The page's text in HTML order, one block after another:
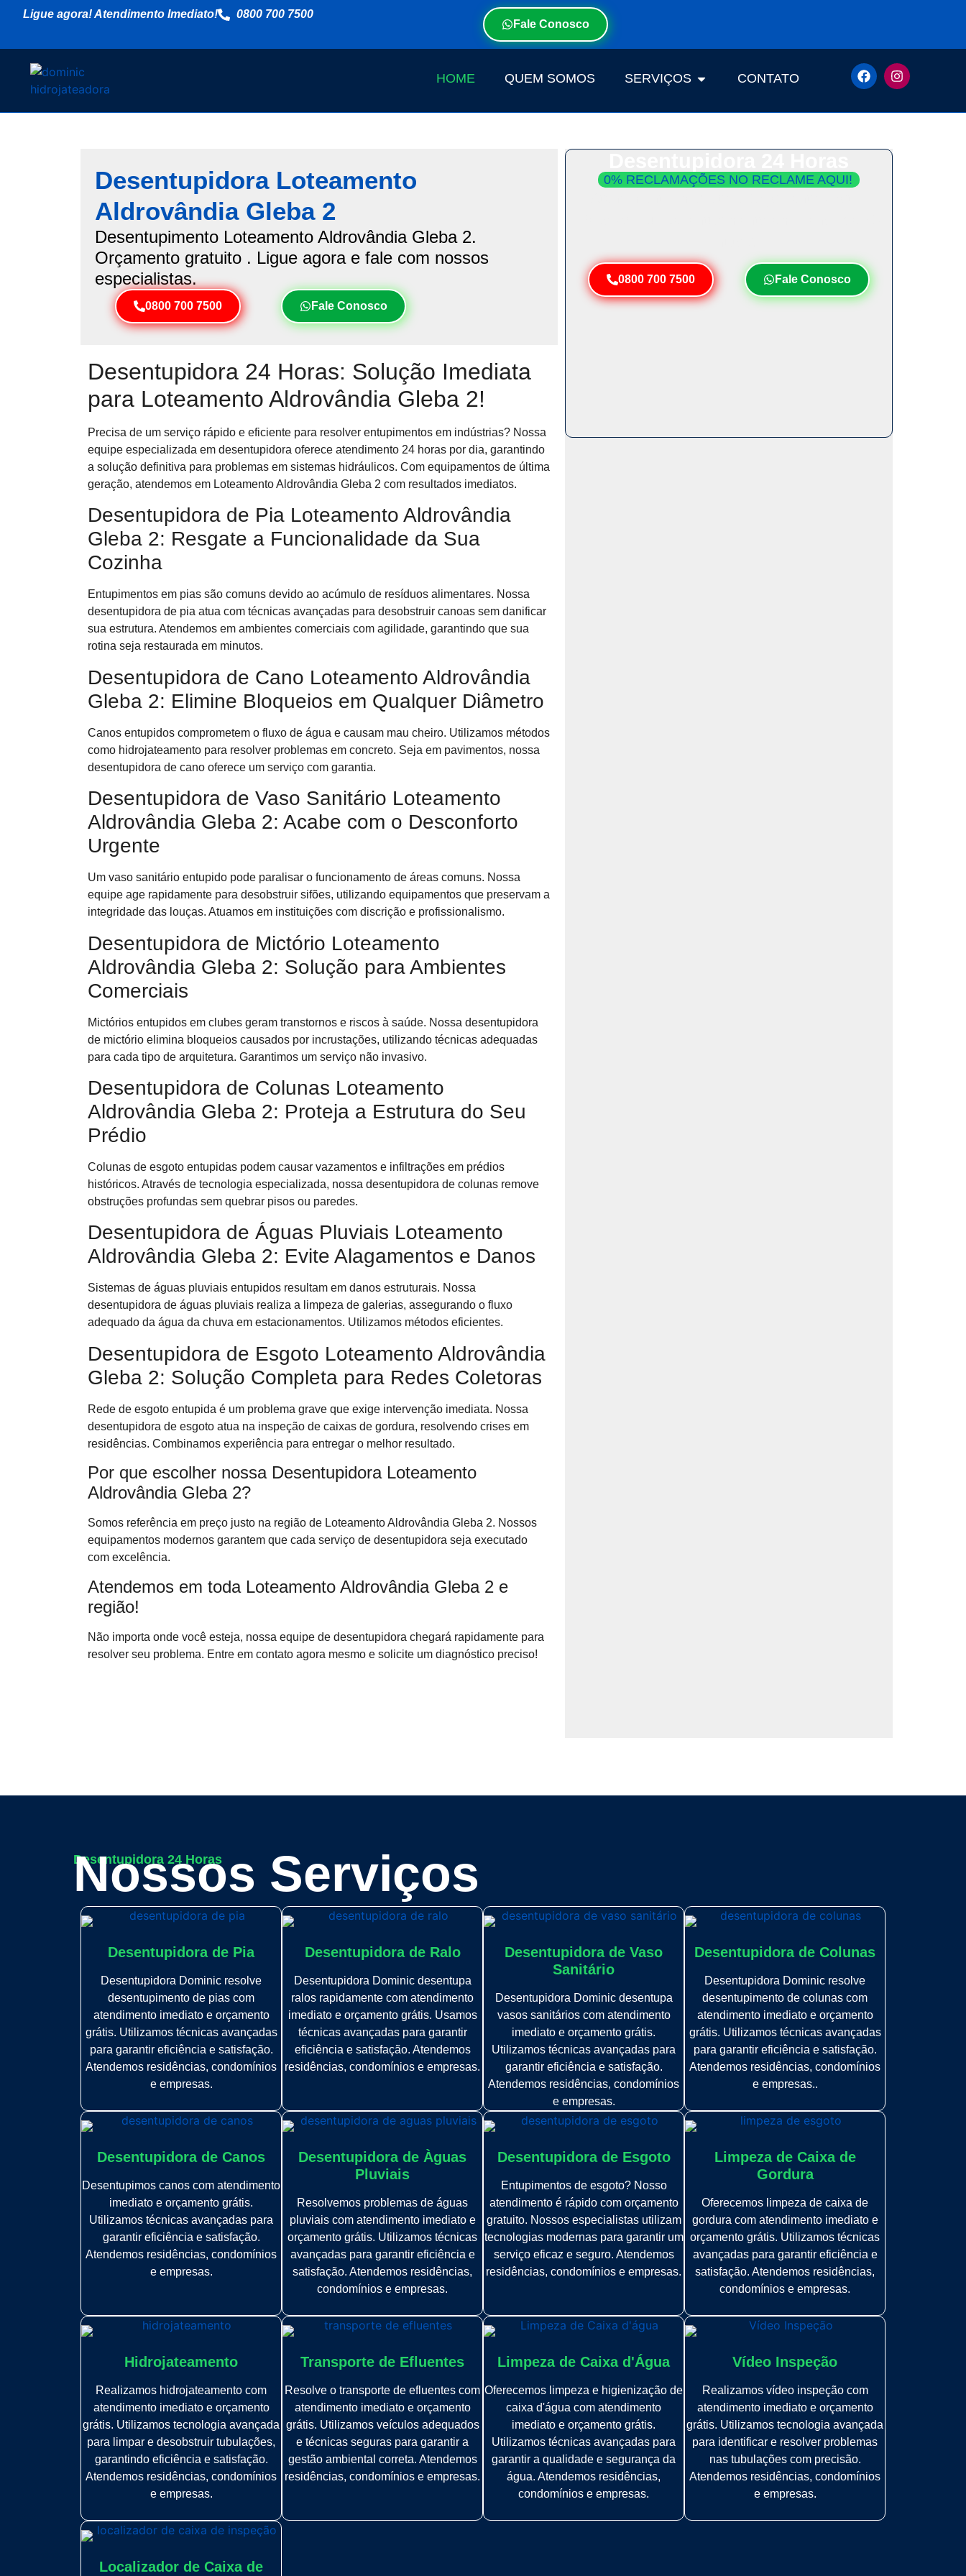
Ligue agora! Atendimento Imediato!
0800 700 7500
Fale Conosco
HOME QUEM SOMOS SERVIÇOS CONTATO
Desentupidora Loteamento
Aldrovândia Gleba 2
Desentupimento Loteamento Aldrovândia Gleba 2.
Orçamento gratuito . Ligue agora e fale com nossos
especialistas.
0800 700 7500 Fale Conosco
Desentupidora 24 Horas: Solução Imediata
para Loteamento Aldrovândia Gleba 2!
Precisa de um serviço rápido e eficiente para resolver entupimentos em indústrias? Nossa
equipe especializada em desentupidora oferece atendimento 24 horas por dia, garantindo
a solução definitiva para problemas em sistemas hidráulicos. Com equipamentos de última
geração, atendemos em Loteamento Aldrovândia Gleba 2 com resultados imediatos.
Desentupidora de Pia Loteamento Aldrovândia
Gleba 2: Resgate a Funcionalidade da Sua
Cozinha
Entupimentos em pias são comuns devido ao acúmulo de resíduos alimentares. Nossa
desentupidora de pia atua com técnicas avançadas para desobstruir canoas sem danificar
sua estrutura. Atendemos em ambientes comerciais com agilidade, garantindo que sua
rotina seja restaurada em minutos.
Desentupidora de Cano Loteamento Aldrovândia
Gleba 2: Elimine Bloqueios em Qualquer Diâmetro
Canos entupidos comprometem o fluxo de água e causam mau cheiro. Utilizamos métodos
como hidrojateamento para resolver problemas em concreto. Seja em pavimentos, nossa
desentupidora de cano oferece um serviço com garantia.
Desentupidora de Vaso Sanitário Loteamento
Aldrovândia Gleba 2: Acabe com o Desconforto
Urgente
Um vaso sanitário entupido pode paralisar o funcionamento de áreas comuns. Nossa
equipe age rapidamente para desobstruir sifões, utilizando equipamentos que preservam a
integridade das louças. Atuamos em instituições com discrição e profissionalismo.
Desentupidora de Mictório Loteamento
Aldrovândia Gleba 2: Solução para Ambientes
Comerciais
Mictórios entupidos em clubes geram transtornos e riscos à saúde. Nossa desentupidora
de mictório elimina bloqueios causados por incrustações, utilizando técnicas adequadas
para cada tipo de arquitetura. Garantimos um serviço não invasivo.
Desentupidora de Colunas Loteamento
Aldrovândia Gleba 2: Proteja a Estrutura do Seu
Prédio
Colunas de esgoto entupidas podem causar vazamentos e infiltrações em prédios
históricos. Através de tecnologia especializada, nossa desentupidora de colunas remove
obstruções profundas sem quebrar pisos ou paredes.
Desentupidora de Águas Pluviais Loteamento
Aldrovândia Gleba 2: Evite Alagamentos e Danos
Sistemas de águas pluviais entupidos resultam em danos estruturais. Nossa
desentupidora de águas pluviais realiza a limpeza de galerias, assegurando o fluxo
adequado da água da chuva em estacionamentos. Utilizamos métodos eficientes.
Desentupidora de Esgoto Loteamento Aldrovândia
Gleba 2: Solução Completa para Redes Coletoras
Rede de esgoto entupida é um problema grave que exige intervenção imediata. Nossa
desentupidora de esgoto atua na inspeção de caixas de gordura, resolvendo crises em
residências. Combinamos experiência para entregar o melhor resultado.
Por que escolher nossa Desentupidora Loteamento
Aldrovândia Gleba 2?
Somos referência em preço justo na região de Loteamento Aldrovândia Gleba 2. Nossos
equipamentos modernos garantem que cada serviço de desentupidora seja executado
com excelência.
Atendemos em toda Loteamento Aldrovândia Gleba 2 e
região!
Não importa onde você esteja, nossa equipe de desentupidora chegará rapidamente para
resolver seu problema. Entre em contato agora mesmo e solicite um diagnóstico preciso!
0% RECLAMAÇÕES NO RECLAME AQUI!
0800 700 7500 Fale Conosco
Desentupidora 24 Horas
Nossos Serviços
Desentupidora de Pia
Desentupidora Dominic resolve
desentupimento de pias com
atendimento imediato e orçamento
grátis. Utilizamos técnicas avançadas
para garantir eficiência e satisfação.
Atendemos residências, condomínios
e empresas.
Desentupidora de Ralo
Desentupidora Dominic desentupa
ralos rapidamente com atendimento
imediato e orçamento grátis. Usamos
técnicas avançadas para garantir
eficiência e satisfação. Atendemos
residências, condomínios e empresas.
Desentupidora de Vaso
Sanitário
Desentupidora Dominic desentupa
vasos sanitários com atendimento
imediato e orçamento grátis.
Utilizamos técnicas avançadas para
garantir eficiência e satisfação.
Atendemos residências, condomínios
e empresas.
Desentupidora de Colunas
Desentupidora Dominic resolve
desentupimento de colunas com
atendimento imediato e orçamento
grátis. Utilizamos técnicas avançadas
para garantir eficiência e satisfação.
Atendemos residências, condomínios
e empresas..
Desentupidora de Canos
Desentupimos canos com atendimento
imediato e orçamento grátis.
Utilizamos técnicas avançadas para
garantir eficiência e satisfação.
Atendemos residências, condomínios
e empresas.
Desentupidora de Àguas
Pluviais
Resolvemos problemas de águas
pluviais com atendimento imediato e
orçamento grátis. Utilizamos técnicas
avançadas para garantir eficiência e
satisfação. Atendemos residências,
condomínios e empresas.
Desentupidora de Esgoto
Entupimentos de esgoto? Nosso
atendimento é rápido com orçamento
gratuito. Nossos especialistas utilizam
tecnologias modernas para garantir um
serviço eficaz e seguro. Atendemos
residências, condomínios e empresas.
Limpeza de Caixa de
Gordura
Oferecemos limpeza de caixa de
gordura com atendimento imediato e
orçamento grátis. Utilizamos técnicas
avançadas para garantir eficiência e
satisfação. Atendemos residências,
condomínios e empresas.
Hidrojateamento
Realizamos hidrojateamento com
atendimento imediato e orçamento
grátis. Utilizamos tecnologia avançada
para limpar e desobstruir tubulações,
garantindo eficiência e satisfação.
Atendemos residências, condomínios
e empresas.
Transporte de Efluentes
Resolve o transporte de efluentes com
atendimento imediato e orçamento
grátis. Utilizamos veículos adequados
e técnicas seguras para garantir a
gestão ambiental correta. Atendemos
residências, condomínios e empresas.
Limpeza de Caixa d'Água
Oferecemos limpeza e higienização de
caixa d'água com atendimento
imediato e orçamento grátis.
Utilizamos técnicas avançadas para
garantir a qualidade e segurança da
água. Atendemos residências,
condomínios e empresas.
Vídeo Inspeção
Realizamos vídeo inspeção com
atendimento imediato e orçamento
grátis. Utilizamos tecnologia avançada
para identificar e resolver problemas
nas tubulações com precisão.
Atendemos residências, condomínios
e empresas.
Localizador de Caixa de